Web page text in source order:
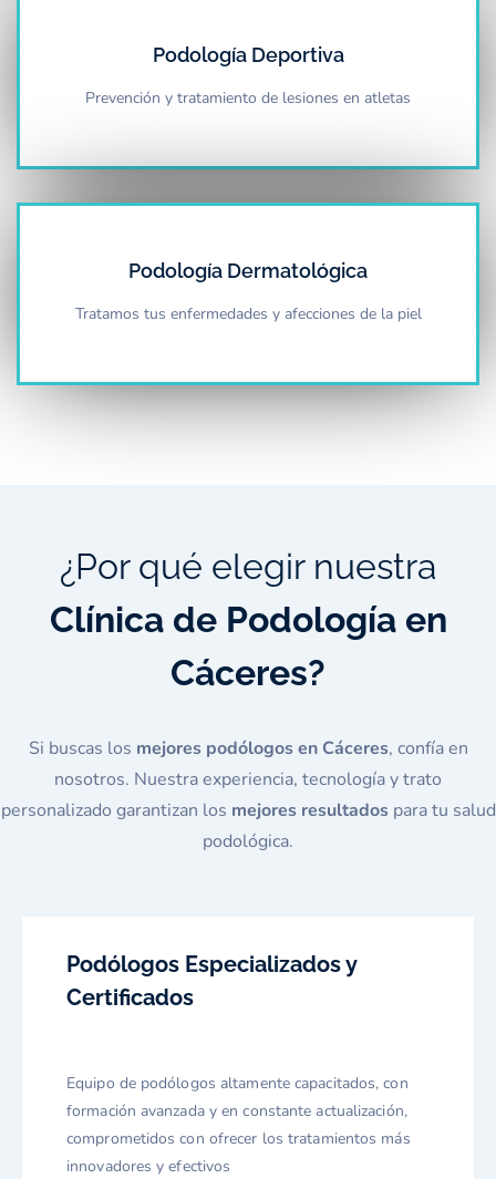
Podología Deportiva
Prevención y tratamiento de lesiones en atletas
Podología Dermatológica
Tratamos tus enfermedades y afecciones de la piel
¿Por qué elegir nuestra
Clínica de Podología en
Cáceres?
Si buscas los mejores podólogos en Cáceres, confía en
nosotros. Nuestra experiencia, tecnología y trato
personalizado garantizan los mejores resultadospara tu salud
podológica.
Podólogos Especializados y
Certificados
Equipo de podólogos altamente capacitados, con
formación avanzada y en constante actualización,
comprometidos con ofrecer los tratamientos más
innovadores y efectivos